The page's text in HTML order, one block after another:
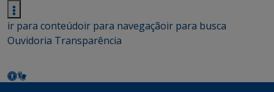
ir para conteúdoir para navegaçãoir para busca
Ouvidoria Transparência